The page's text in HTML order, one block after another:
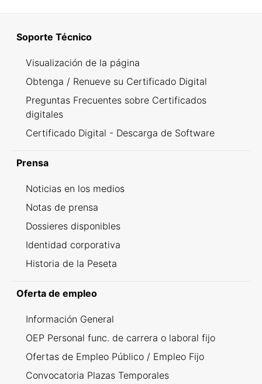
Soporte Técnico
Visualización de la página
Obtenga / Renueve su Certificado Digital
Preguntas Frecuentes sobre Certificados
digitales
Certificado Digital - Descarga de Software
Prensa
Noticias en los medios
Notas de prensa
Dossieres disponibles
Identidad corporativa
Historia de la Peseta
Oferta de empleo
Información General
OEP Personal func. de carrera o laboral fijo
Ofertas de Empleo Público / Empleo Fijo
Convocatoria Plazas Temporales